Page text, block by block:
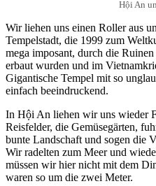
Hội An
Wir liehen uns einen Roller aus
Tempelstadt, die 1999 zum
mega imposant, durch die
erbaut wurden und im
Gigantische Tempel mit so
einfach beeindruckend.
In Hội An liehen wir uns wieder
Reisfelder, die Gemüsegärten,
bunte Landschaft und sogen die
Wir radelten zum Meer und
müssen wir hier nicht mit dem
waren so um die zwei Meter.